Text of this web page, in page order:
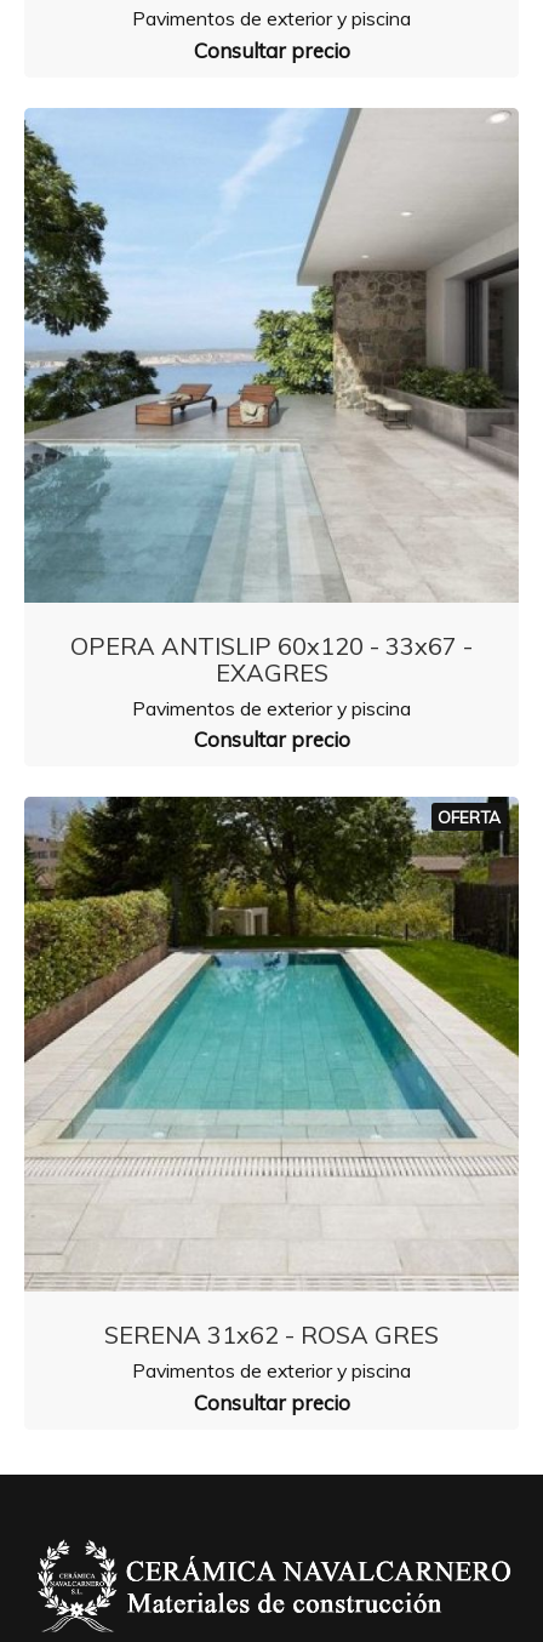
Pavimentos de exterior y piscina
Consultar precio
OPERA ANTISLIP 60x120 - 33x67 -
EXAGRES
Pavimentos de exterior y piscina
Consultar precio
OFERTA
SERENA 31x62 - ROSA GRES
Pavimentos de exterior y piscina
Consultar precio